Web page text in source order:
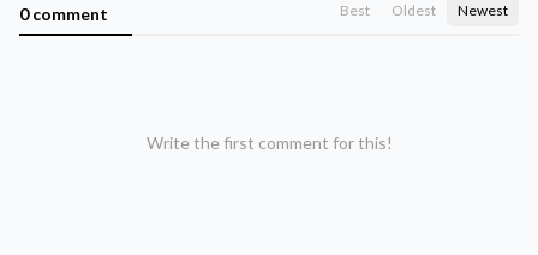
0 comment Best Oldest Newest
Write the first comment for this!